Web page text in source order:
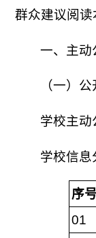
群众建议阅
一、主动
（一）
学校主动
学校信
序
01